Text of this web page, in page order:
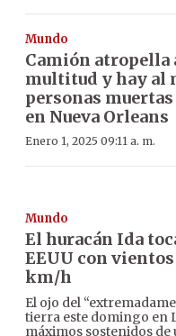
Mundo
Camión atropella
multitud y hay al
personas
en Nueva Orleans
Enero 1, 2025 09:11 a. m.
Mundo
El huracán Ida
EEUU con vientos
km/h
El ojo del
tierra este domingo en
máximos sostenidos